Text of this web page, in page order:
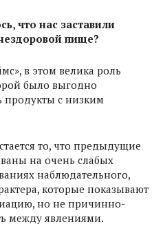
что нас заставили
пище?
в этом велика роль
было выгодно
продукты с низким
то, что предыдущие
на очень слабых
наблюдательного,
которые показывают
но не причинно-
между явлениями.